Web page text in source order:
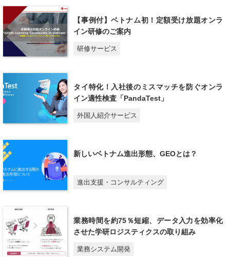
【事例付】ベトナム初！定額受け放題オンラ
イン研修のご案内
研修サービス
タイ特化！入社後のミスマッチを防ぐオンラ
イン適性検査「PandaTest」
外国人紹介サービス
新しいベトナム進出形態、GEOとは？
進出支援・コンサルティング
業務時間を約75％短縮、データ入力を効率化
させた学研ロジスティクスの取り組み
業務システム開発